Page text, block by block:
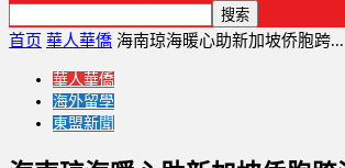
首页 華人華僑 海南琼海暖心助新加坡侨胞跨...
華人華僑
海外留學
東盟新聞